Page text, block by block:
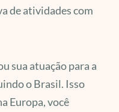
de atividades com
sua atuação para a
o Brasil. Isso
Europa, você